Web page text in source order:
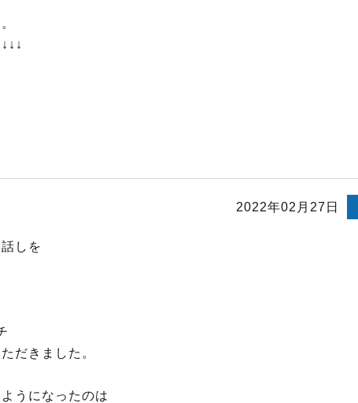
2022年02月27日
しを
だきました。
うになったのは